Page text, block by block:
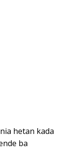
hetan kada
ba